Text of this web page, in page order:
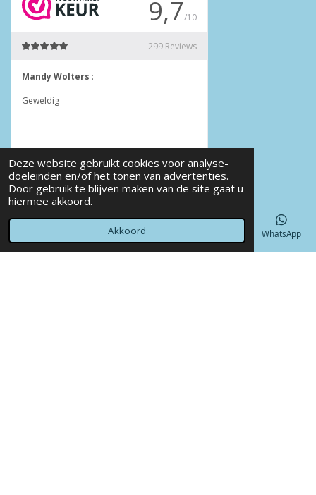
Deze website gebruikt cookies voor analyse-
doeleinden en/of het tonen van advertenties.
Door gebruik te blijven maken van de site gaat u
hiermee akkoord.
Akkoord
© 2022 - 2026 Annet4Crea
Telefoonnummer WhatsApp